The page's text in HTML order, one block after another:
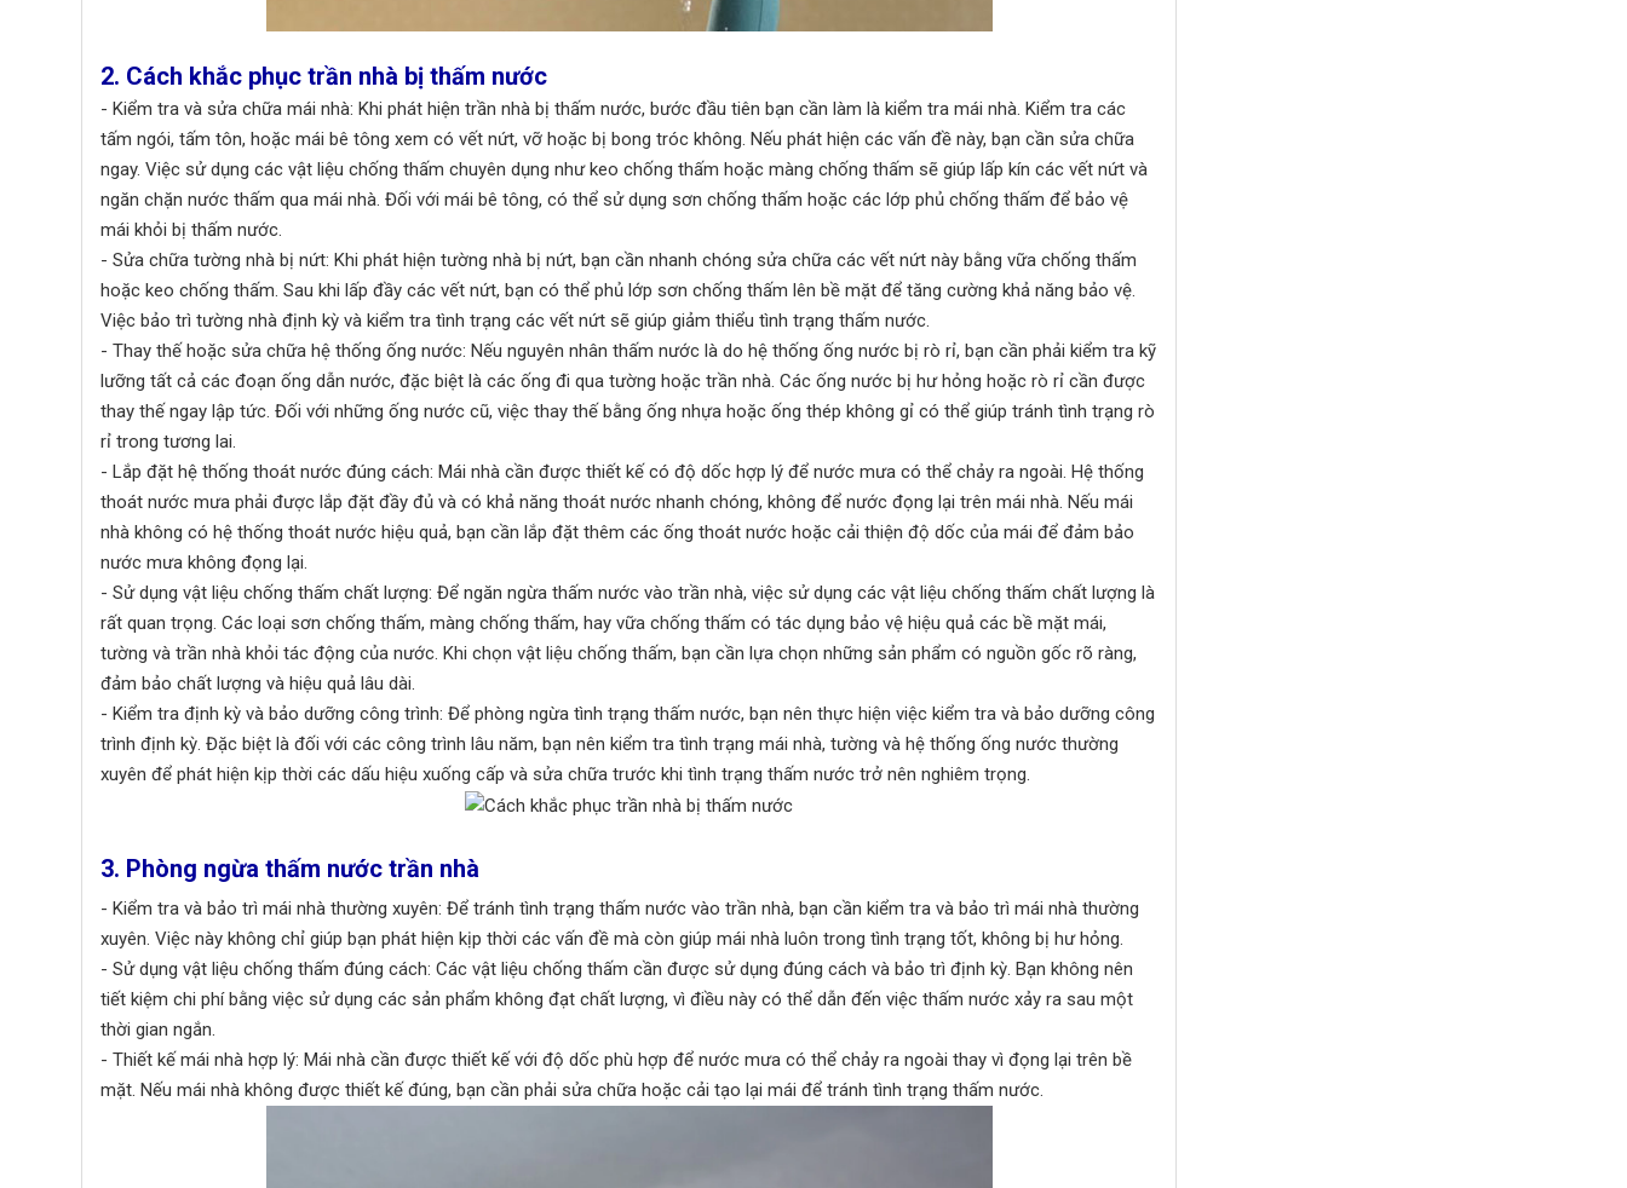
2. Cách khắc phục trần nhà bị thấm nước
- Kiểm tra và sửa chữa mái nhà: Khi phát hiện trần nhà bị thấm nước, bước đầu tiên bạn cần làm là kiểm tra mái nhà. Kiểm tra các
tấm ngói, tấm tôn, hoặc mái bê tông xem có vết nứt, vỡ hoặc bị bong tróc không. Nếu phát hiện các vấn đề này, bạn cần sửa chữa
ngay. Việc sử dụng các vật liệu chống thấm chuyên dụng như keo chống thấm hoặc màng chống thấm sẽ giúp lấp kín các vết nứt và
ngăn chặn nước thấm qua mái nhà. Đối với mái bê tông, có thể sử dụng sơn chống thấm hoặc các lớp phủ chống thấm để bảo vệ
mái khỏi bị thấm nước.
- Sửa chữa tường nhà bị nứt: Khi phát hiện tường nhà bị nứt, bạn cần nhanh chóng sửa chữa các vết nứt này bằng vữa chống thấm
hoặc keo chống thấm. Sau khi lấp đầy các vết nứt, bạn có thể phủ lớp sơn chống thấm lên bề mặt để tăng cường khả năng bảo vệ.
Việc bảo trì tường nhà định kỳ và kiểm tra tình trạng các vết nứt sẽ giúp giảm thiểu tình trạng thấm nước.
- Thay thế hoặc sửa chữa hệ thống ống nước: Nếu nguyên nhân thấm nước là do hệ thống ống nước bị rò rỉ, bạn cần phải kiểm tra kỹ
lưỡng tất cả các đoạn ống dẫn nước, đặc biệt là các ống đi qua tường hoặc trần nhà. Các ống nước bị hư hỏng hoặc rò rỉ cần được
thay thế ngay lập tức. Đối với những ống nước cũ, việc thay thế bằng ống nhựa hoặc ống thép không gỉ có thể giúp tránh tình trạng rò
rỉ trong tương lai.
- Lắp đặt hệ thống thoát nước đúng cách: Mái nhà cần được thiết kế có độ dốc hợp lý để nước mưa có thể chảy ra ngoài. Hệ thống
thoát nước mưa phải được lắp đặt đầy đủ và có khả năng thoát nước nhanh chóng, không để nước đọng lại trên mái nhà. Nếu mái
nhà không có hệ thống thoát nước hiệu quả, bạn cần lắp đặt thêm các ống thoát nước hoặc cải thiện độ dốc của mái để đảm bảo
nước mưa không đọng lại.
- Sử dụng vật liệu chống thấm chất lượng: Để ngăn ngừa thấm nước vào trần nhà, việc sử dụng các vật liệu chống thấm chất lượng là
rất quan trọng. Các loại sơn chống thấm, màng chống thấm, hay vữa chống thấm có tác dụng bảo vệ hiệu quả các bề mặt mái,
tường và trần nhà khỏi tác động của nước. Khi chọn vật liệu chống thấm, bạn cần lựa chọn những sản phẩm có nguồn gốc rõ ràng,
đảm bảo chất lượng và hiệu quả lâu dài.
- Kiểm tra định kỳ và bảo dưỡng công trình: Để phòng ngừa tình trạng thấm nước, bạn nên thực hiện việc kiểm tra và bảo dưỡng công
trình định kỳ. Đặc biệt là đối với các công trình lâu năm, bạn nên kiểm tra tình trạng mái nhà, tường và hệ thống ống nước thường
xuyên để phát hiện kịp thời các dấu hiệu xuống cấp và sửa chữa trước khi tình trạng thấm nước trở nên nghiêm trọng.
3. Phòng ngừa thấm nước trần nhà
- Kiểm tra và bảo trì mái nhà thường xuyên: Để tránh tình trạng thấm nước vào trần nhà, bạn cần kiểm tra và bảo trì mái nhà thường
xuyên. Việc này không chỉ giúp bạn phát hiện kịp thời các vấn đề mà còn giúp mái nhà luôn trong tình trạng tốt, không bị hư hỏng.
- Sử dụng vật liệu chống thấm đúng cách: Các vật liệu chống thấm cần được sử dụng đúng cách và bảo trì định kỳ. Bạn không nên
tiết kiệm chi phí bằng việc sử dụng các sản phẩm không đạt chất lượng, vì điều này có thể dẫn đến việc thấm nước xảy ra sau một
thời gian ngắn.
- Thiết kế mái nhà hợp lý: Mái nhà cần được thiết kế với độ dốc phù hợp để nước mưa có thể chảy ra ngoài thay vì đọng lại trên bề
mặt. Nếu mái nhà không được thiết kế đúng, bạn cần phải sửa chữa hoặc cải tạo lại mái để tránh tình trạng thấm nước.